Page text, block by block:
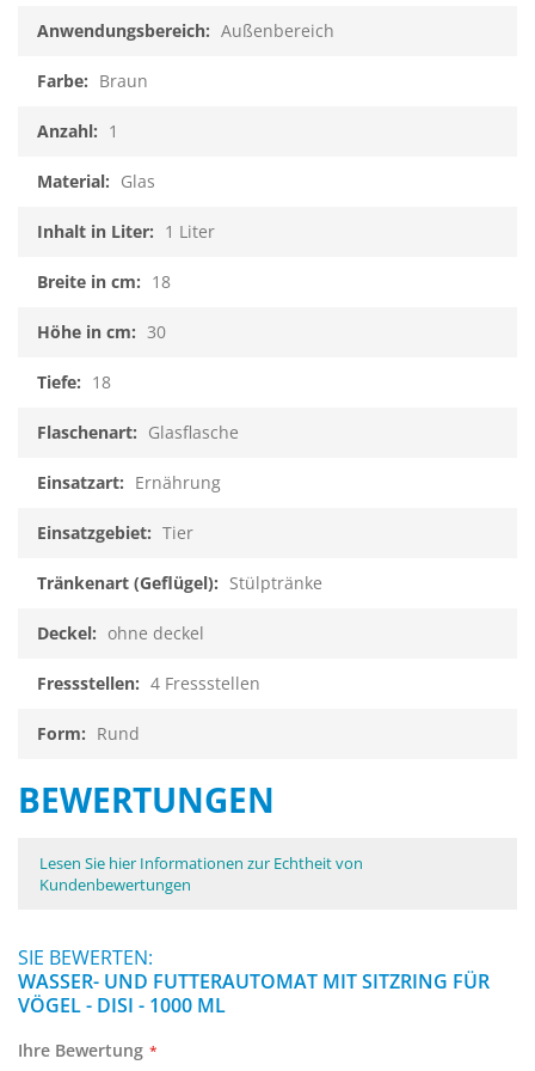
Außenbereich
Braun
1
Glas
1 Liter
18
30
18
Glasflasche
Ernährung
Tier
Stülptränke
ohne deckel
4 Fressstellen
Rund
BEWERTUNGEN
Lesen Sie hier Informationen zur Echtheit von
Kundenbewertungen
SIE BEWERTEN:
WASSER- UND FUTTERAUTOMAT MIT SITZRING FÜR
VÖGEL - DISI - 1000 ML
Ihre Bewertung